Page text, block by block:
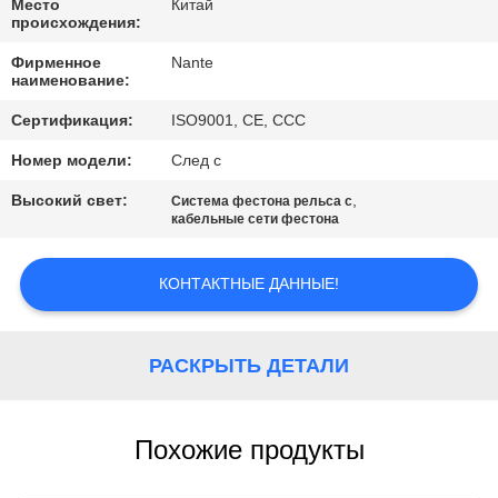
СВЯЗАТЬСЯ
С
НАМИ
СПРОСИТЕ
COMPANY
Место
происхождения:
Китай
Фирменное
наименование:
Nante
Сертификация: ISO9001, CE, CCC
Номер модели: След c
Высокий свет: Система фестона рельса c,
кабельные сети фестона
КОНТАКТНЫЕ ДАННЫЕ!
РАСКРЫТЬ ДЕТАЛИ
Похожие продукты